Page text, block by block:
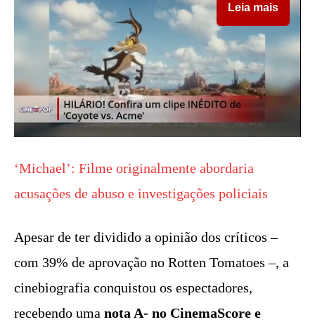
Leia mais
‘Michael’: Filme originalmente abordaria
acusações de abuso e investigações policiais
Apesar de ter dividido a opinião dos críticos –
com 39% de aprovação no Rotten Tomatoes –, a
cinebiografia conquistou os espectadores,
recebendo uma nota A- no CinemaScore e